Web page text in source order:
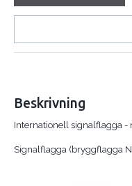
Beskrivning
Internationell signalflagga -
Signalflagga (bryggflagga